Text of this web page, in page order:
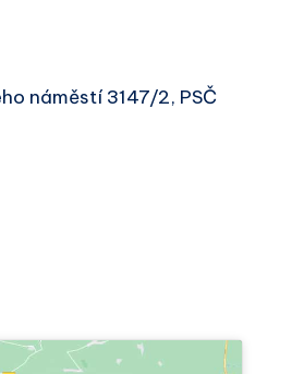
náměstí 3147/2, PSČ